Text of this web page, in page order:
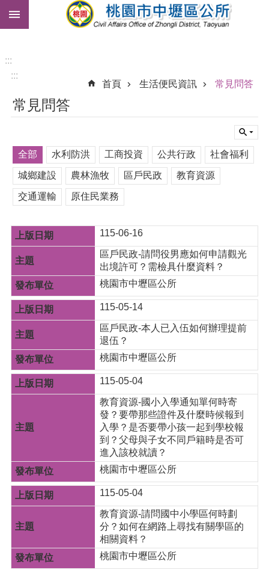
跳到主要內容區塊
公
車
階
搜
尋
區
介
訊
公
告
生
活
民
通
訊
關
料
:::
:::
首頁
生活便民資訊 常見問答
常見問答
全部 水利防洪 工商投資 公共行政 社會福利
城鄉建設 農林漁牧 區戶民政 教育資源
交通運輸 原住民業務
115-06-16
區戶民政-請問役男應如何申請觀光
出境許可？需檢具什麼資料？
桃園市中壢區公所
115-05-14
區戶民政-本人已入伍如何辦理提前
退伍？
桃園市中壢區公所
115-05-04
教育資源-國小入學通知單何時寄
發？要帶那些證件及什麼時候報到
入學？是否要帶小孩一起到學校報
到？父母與子女不同戶籍時是否可
進入該校就讀？
桃園市中壢區公所
115-05-04
教育資源-請問國中小學區何時劃
分？如何在網路上尋找有關學區的
相關資料？
桃園市中壢區公所